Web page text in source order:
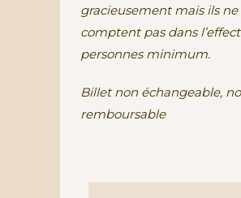
gracieusement mais ils ne
comptent pas dans
personnes minimum.
Billet non échangeable,
remboursable